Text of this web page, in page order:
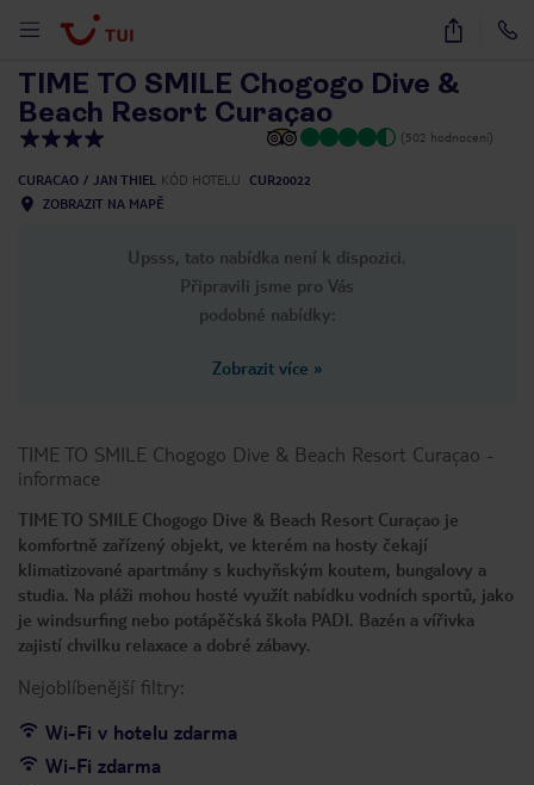
27
TIME TO SMILE Chogogo Dive &
Beach Resort Curaçao
(502 hodnocení)
CURACAO JAN THIEL KÓD HOTELU
CUR20022
ZOBRAZIT NA MAPĚ
Upsss, tato nabídka není k dispozici.
Připravili jsme pro Vás
podobné nabídky:
Zobrazit více »
TIME TO SMILE Chogogo Dive & Beach Resort Curaçao -
informace
TIME TO SMILE Chogogo Dive & Beach Resort Curaçao je
komfortně zařízený objekt, ve kterém na hosty čekají
klimatizované apartmány s kuchyňským koutem, bungalovy a
studia. Na pláži mohou hosté využít nabídku vodních sportů, jako
je windsurfing nebo potápěčská škola PADI. Bazén a vířivka
zajistí chvilku relaxace a dobré zábavy.
Nejoblíbenější filtry:
Wi-Fi v hotelu zdarma
Wi-Fi zdarma